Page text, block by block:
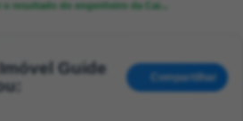
resultado do engenheiro da Cai...
Guide
Compartilhar